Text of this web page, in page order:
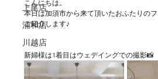
上尾店
浦和店
川越店
こんにちは。
本日は加須市から来て頂いたおふたりの
ご紹介します♪
新婦様は1着目はウェデイングでの撮影📸